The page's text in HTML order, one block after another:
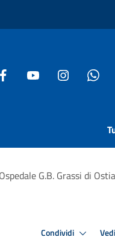
G.B. Grassi di Ostia
Condividi